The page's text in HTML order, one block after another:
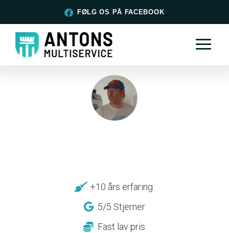
FØLG OS PÅ FACEBOOK
+10 års erfaring
5/5 Stjerner
Fast lav pris